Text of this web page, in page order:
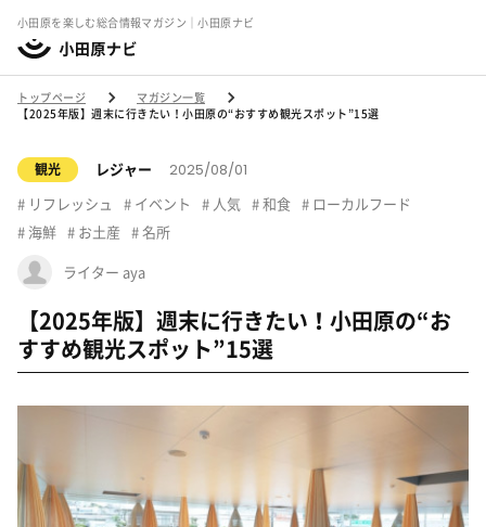
小田原を楽しむ総合情報マガジン｜小田原ナビ
トップページ
マガジン一覧
【2025年版】週末に行きたい！小田原の“おすすめ観光スポット”15選
観光 レジャー 2025/08/01
リフレッシュ イベント 人気 和食
ローカルフード
海鮮
お土産 名所
ライター aya
【2025年版】週末に行きたい！小田原の“お
すすめ観光スポット”15選